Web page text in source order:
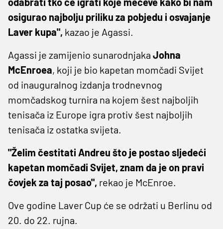
osigurao najbolju priliku za pobjedu i osvajanje
Laver kupa", kazao je Agassi.
Agassi je zamijenio sunarodnjaka Johna
McEnroea, koji je bio kapetan momčadi Svijet
od inauguralnog izdanja trodnevnog
momčadskog turnira na kojem šest najboljih
tenisača iz Europe igra protiv šest najboljih
tenisača iz ostatka svijeta.
"Želim čestitati Andreu što je postao sljedeći
kapetan momčadi Svijet, znam da je on pravi
čovjek za taj posao", rekao je McEnroe.
Ove godine Laver Cup će se održati u Berlinu od
20. do 22. rujna.